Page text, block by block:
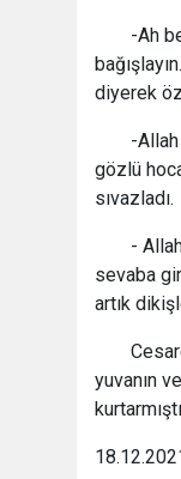
-Ah
diyerek
-
gözlü
sıvazladı.
-
sevaba
artık
yuvanın